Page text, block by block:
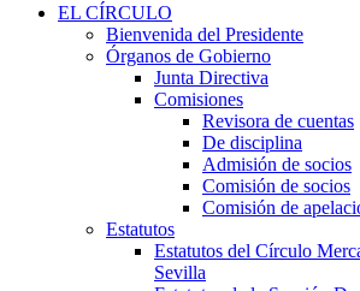
EL CÍRCULO
Bienvenida del Presidente
Órganos de Gobierno
Junta Directiva
Comisiones
Revisora de cuentas
De disciplina
Admisión de socios
Comisión de socios
Comisión de
Estatutos
Estatutos del Círculo
Sevilla